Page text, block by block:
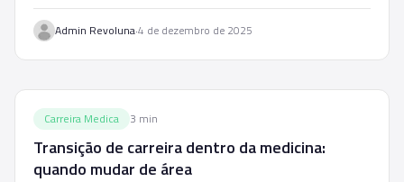
Admin Revoluna·4 de dezembro de 2025
Carreira Medica 3 min
Transição de carreira dentro da medicina:
quando mudar de área